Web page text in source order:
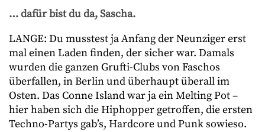
… dafür bist du da, Sascha.
LANGE: Du musstest ja Anfang der Neunziger erst
mal einen Laden finden, der sicher war. Damals
wurden die ganzen Grufti-Clubs von Faschos
überfallen, in Berlin und überhaupt überall im
Osten. Das Conne Island war ja ein Melting Pot –
hier haben sich die Hiphopper getroffen, die ersten
Techno-Partys gab’s, Hardcore und Punk sowieso.